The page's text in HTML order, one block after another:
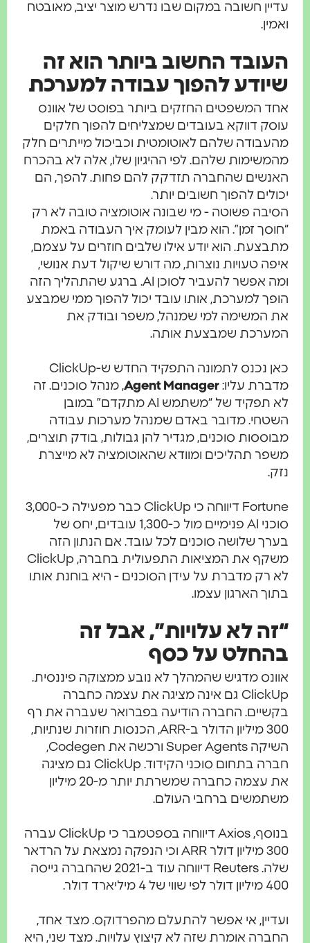
עדיין חשובה במקום שבו נדרש מוצר יציב, מאובטח
ואמין.
העובד החשוב ביותר הוא זה
שיודע להפוך עבודה למערכת
אחד המשפטים החזקים ביותר בפוסט של אוונס
עוסק דווקא בעובדים שמצליחים להפוך חלקים
מהעבודה שלהם לאוטומטית וכביכול מייתרים חלק
מהמשימות שלהם. לפי ההיגיון שלו, אלה לא בהכרח
האנשים שהחברה תזדקק להם פחות. להפך, הם
יכולים להפוך חשובים יותר.
הסיבה פשוטה - מי שבונה אוטומציה טובה לא רק
“חוסך זמן”. הוא מבין לעומק איך העבודה באמת
מתבצעת. הוא יודע אילו שלבים חוזרים על עצמם,
איפה טעויות נוצרות, מה דורש שיקול דעת אנושי,
ומה אפשר להעביר לסוכן AI. ברגע שהתהליך הזה
הופך למערכת, אותו עובד יכול להפוך ממי שמבצע
את המשימה למי שמנהל, משפר ובודק את
המערכת שמבצעת אותה.
כאן נכנס לתמונה התפקיד החדש ש-ClickUp
מדברת עליו: Agent Manager, מנהל סוכנים. זה
לא תפקיד של “משתמש AI מתקדם” במובן
השטחי. מדובר באדם שמנהל מערכות עבודה
מבוססות סוכנים, מגדיר להן גבולות, בודק תוצרים,
משפר תהליכים ומוודא שהאוטומציה לא מייצרת
נזק.
Fortune דיווחה כי ClickUp כבר מפעילה כ-3,000
סוכני AI פנימיים מול כ-1,300 עובדים, יחס של
בערך שלושה סוכנים לכל עובד. אם הנתון הזה
משקף את המציאות התפעולית בחברה, ClickUp
לא רק מדברת על עידן הסוכנים - היא בוחנת אותו
בתוך הארגון עצמו.
“זה לא עלויות”, אבל זה
בהחלט על כסף
אוונס מדגיש שהמהלך לא נובע ממצוקה פיננסית.
ClickUp גם אינה מציגה את עצמה כחברה
בקשיים. החברה הודיעה בפברואר שעברה את רף
300 מיליון הדולר ב-ARR, הכנסות חוזרות שנתיות,
השיקה Super Agents ורכשה את Codegen,
חברה בתחום סוכני הקידוד. ClickUp גם מציגה
את עצמה כחברה שמשרתת יותר מ-20 מיליון
משתמשים ברחבי העולם.
בנוסף, Axios דיווחה בספטמבר כי ClickUp עברה
300 מיליון דולר ARR וכי הנפקה נמצאת על הרדאר
שלה. Reuters דיווחה עוד ב-2021 שהחברה גייסה
400 מיליון דולר לפי שווי של 4 מיליארד דולר.
ועדיין, אי אפשר להתעלם מהפרדוקס. מצד אחד,
החברה אומרת שזה לא קיצוץ עלויות. מצד שני, היא